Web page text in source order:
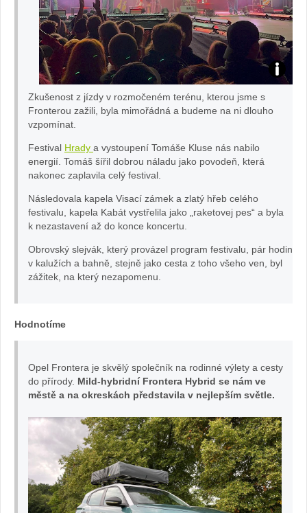
v
tě.
cz
S
on
sti
va
l:
Že
Zkušenost z jízdy v rozmočeném terénu, kterou jsme s
Fronterou zažili, byla mimořádná a budeme na ni dlouho
vzpomínat.
Festival Hrady a vystoupení Tomáše Kluse nás nabilo
energií. Tomáš šířil dobrou náladu jako povodeň, která
nakonec zaplavila celý festival.
Následovala kapela Visací zámek a zlatý hřeb celého
festivalu, kapela Kabát vystřelila jako „raketovej pes“ a byla
k nezastavení až do konce koncertu.
Obrovský slejvák, který provázel program festivalu, pár hodin
v kalužích a bahně, stejně jako cesta z toho všeho ven, byl
zážitek, na který nezapomenu.
Hodnotíme
Opel Frontera je skvělý společník na rodinné výlety a cesty
do přírody. Mild-hybridní Frontera Hybrid se nám ve
městě a na okreskách představila v nejlepším světle.